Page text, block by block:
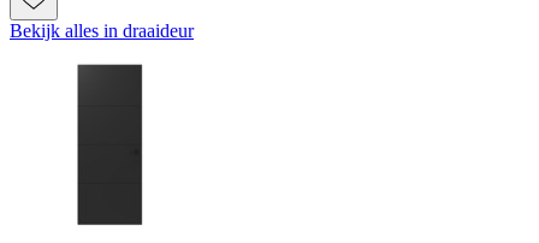
Bekijk alles in draaideur